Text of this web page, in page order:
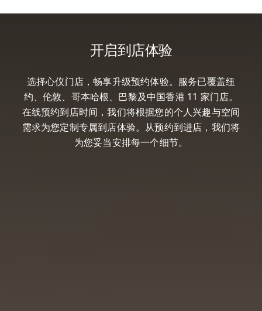
开启到店体验
选择心仪门店，畅享升级预约体验。服务已覆盖纽
约、伦敦、哥本哈根、巴黎及中国香港 11 家门店。
在线预约到店时间，我们将根据您的个人兴趣与空间
需求为您定制专属到店体验。从预约到进店，我们将
为您妥当安排每一个细节。